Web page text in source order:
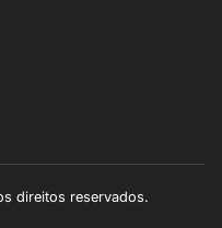
direitos reservados.